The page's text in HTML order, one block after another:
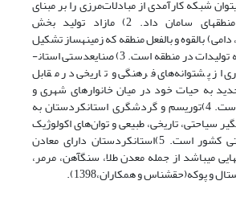
شبکه کارآمدی از مبادلات‌مرزی را بر مبنای
مصلحت‌های ملی و منطقه­ای سامان داد. 2) مازاد تولید بخش
بالقوه و بالفعل منطقه که زمینه­ساز تشکیل
بازار مبادله­ای این گونه تولیدات در منطقه است. 3) صنایع­دستی استان­
از پشتوانه‌های فرهنگی و تاریخی در مقابل
به حیات خود در میان خانوارهای شهری و
روستایی ادامه داده است. 4)توریسم و گردشگری استان­کردستان به
سیاحتی، تاریخی، طبیعی و توان‌های اکولوژیک
در زمره مناطق­توریستی کشور است. 5)استان­کردستان دارای معادن
میباشد از جمله معدن طلا، سنگ­آهن، مرمر،
و پوکه(حق­شناس و همکاران،1398).